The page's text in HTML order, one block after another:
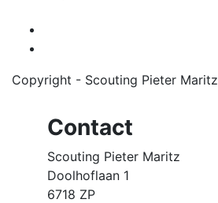
Copyright - Scouting Pieter Maritz
Contact
Scouting Pieter Maritz
Doolhoflaan 1
6718 ZP